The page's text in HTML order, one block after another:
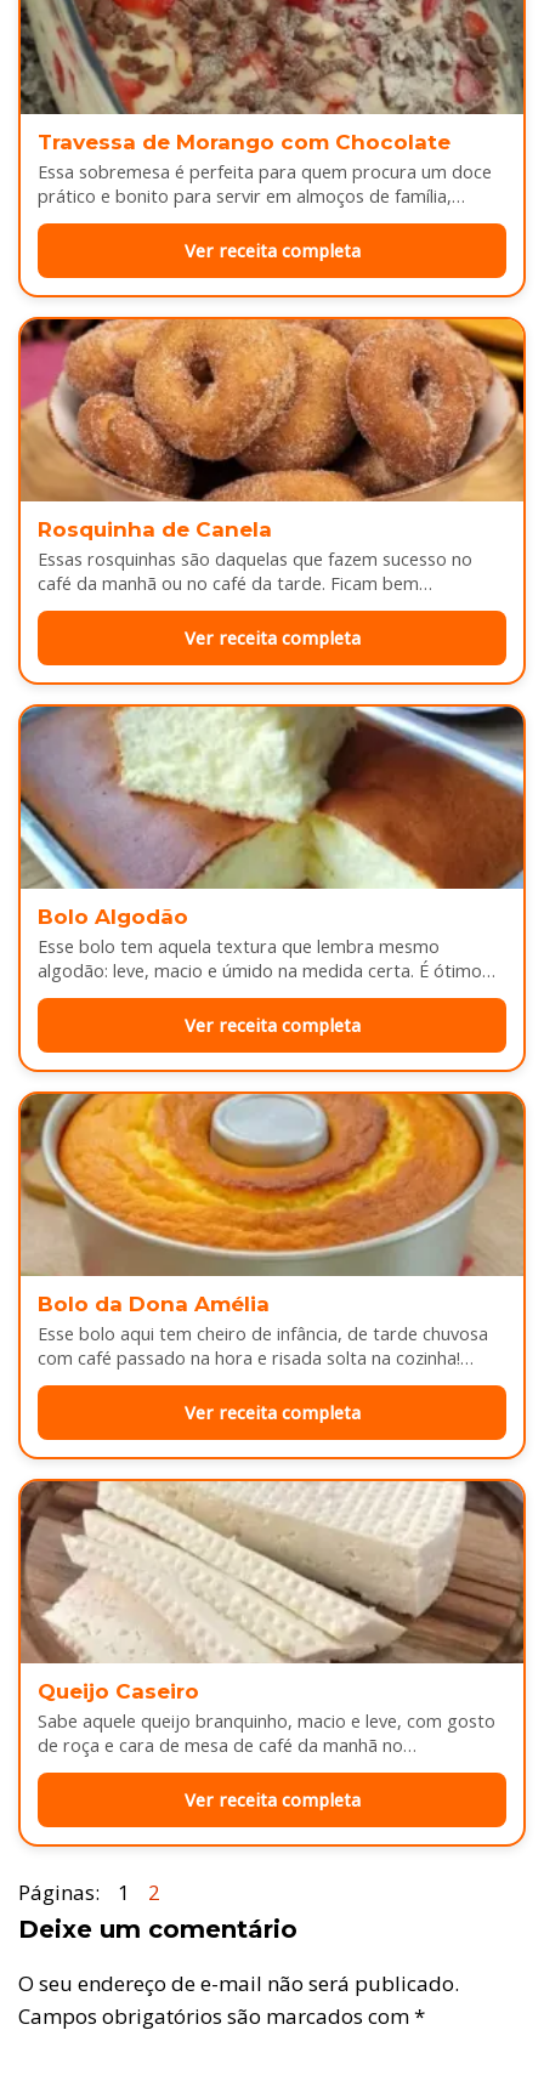
Travessa de Morango com Chocolate
Essa sobremesa é perfeita para quem procura um doce
prático e bonito para servir em almoços de família,
aniversários ou…
Ver receita completa
Rosquinha de Canela
Essas rosquinhas são daquelas que fazem sucesso no
café da manhã ou no café da tarde. Ficam bem
douradinhas por…
Ver receita completa
Bolo Algodão
Esse bolo tem aquela textura que lembra mesmo
algodão: leve, macio e úmido na medida certa. É ótimo
pra servir…
Ver receita completa
Bolo da Dona Amélia
Esse bolo aqui tem cheiro de infância, de tarde chuvosa
com café passado na hora e risada solta na cozinha!…
Ver receita completa
Queijo Caseiro
Sabe aquele queijo branquinho, macio e leve, com gosto
de roça e cara de mesa de café da manhã no…
Ver receita completa
Páginas: 1 2
Deixe um comentário
O seu endereço de e-mail não será publicado.
Campos obrigatórios são marcados com*